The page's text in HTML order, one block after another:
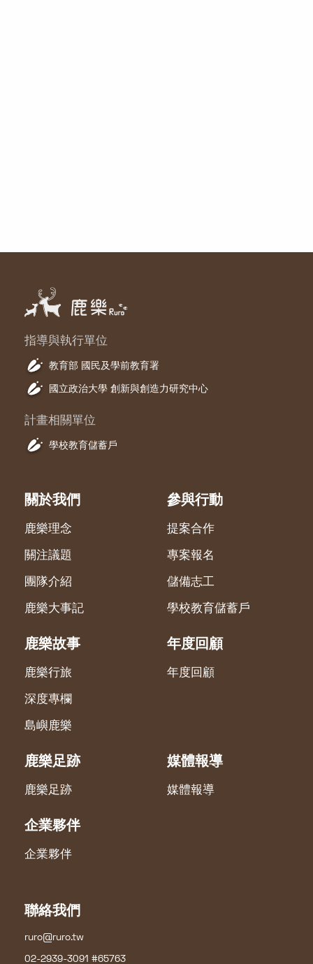
指導與執行單位
教育部 國民及學前教育署
國立政治大學 創新與創造力研究中心
計畫相關單位
學校教育儲蓄戶
關於我們
鹿樂理念
關注議題
團隊介紹
鹿樂大事記
參與行動
提案合作
專案報名
儲備志工
學校教育儲蓄戶
鹿樂故事
鹿樂行旅
深度專欄
島嶼鹿樂
年度回顧
年度回顧
鹿樂足跡
鹿樂足跡
媒體報導
媒體報導
企業夥伴
企業夥伴
聯絡我們
ruro@ruro.tw
02-2939-3091 #65763